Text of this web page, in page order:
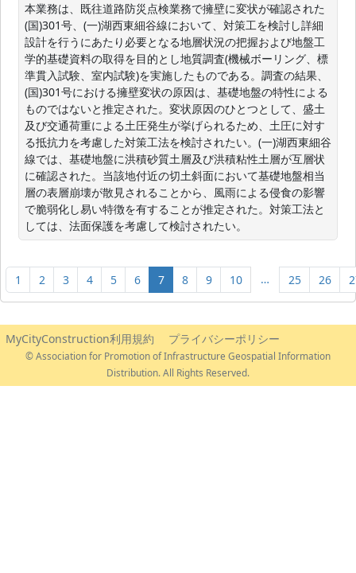
本業務は、既往道路防災点検業務で擁壁に変状が確認された
(国)301号、(一)湖西東細谷線において、対策工を検討し詳細
設計を行うにあたり必要となる地層状況の把握および地盤工
学的基礎資料の取得を目的とし地質調査(機械ボーリング、標
準貫入試験、室内試験)を実施したものである。調査の結果、
(国)301号における擁壁変状の原因は、基礎地盤の特性による
ものではないと推定された。変状原因のひとつとして、盛土
及び交通荷重による土圧発生が挙げられるため、土圧に対す
る抵抗力を考慮した対策工法を検討されたい。(一)湖西東細谷
線では、基礎地盤に洪積砂質土層及び洪積粘性土層が互層状
に確認された。当該地付近の切土斜面において基礎地盤相当
層の表層崩壊が散見されることから、風雨による侵食の影響
で脆弱化し易い特徴を有することが推定された。対策工法と
しては、法面保護を考慮して検討されたい。
1 2 3 4 5 6 7 8 9 10 … 25 26
MyCityConstruction利用規約 プライバシーポリシー
© Association for Promotion of Infrastructure Geospatial Information
Distribution. All Rights Reserved.